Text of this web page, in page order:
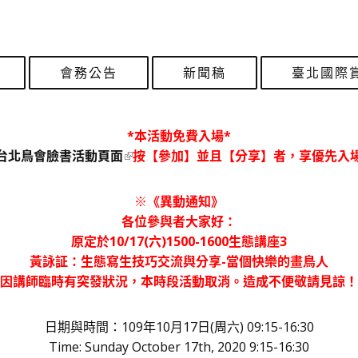
會務公告 新聞稿 臺北國際
*本活動免費入場*
北鳥會臉書活動頁面 按【參加】並且【分享】者，享優先入
※《異動通知》
各位參與者大家好：
原定於10/17(六)1500-1600生態講座3
黃詠証：生態寫生技巧交流與分享-當個快樂的畫鳥人
因講師臨時有突發狀況，本時段活動取消。造成不便敬請見諒！
日期與時間：109年10月17日(周六) 09:15-16:30
Time: Sunday October 17th, 2020 9:15-16:30